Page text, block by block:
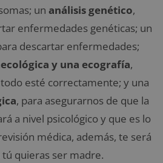
un análisis genético,
enfermedades genéticas; un
descartar enfermedades;
y una ecografía,
esté correctamente; y una
, para asegurarnos de que la
a nivel psicológico y que es lo
médica, además, te será
quieras ser madre.